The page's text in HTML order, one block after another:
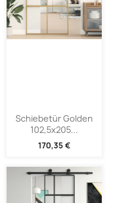
Schiebetür Golden
102,5x205...
170,35 €